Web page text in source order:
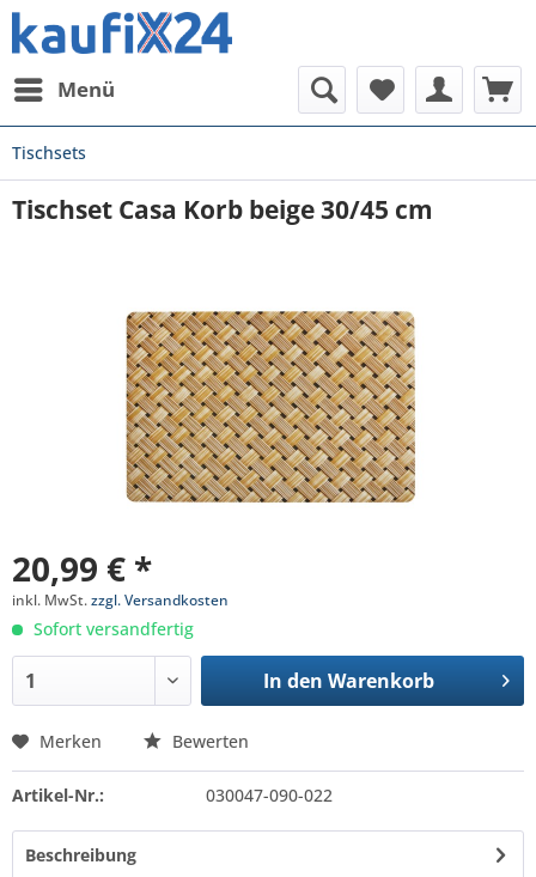
Menü
Tischsets
Tischset Casa Korb beige 30/45 cm
20,99 € *
inkl. MwSt.zzgl. Versandkosten
Sofort versandfertig
In den Warenkorb
Merken Bewerten
Artikel-Nr.: 030047-090-022
Beschreibung